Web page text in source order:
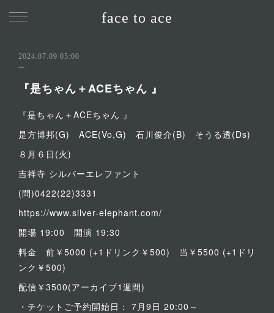
face to ace
2024.07.09 05:00
『是ちゃん＋ACEちゃん 』
『是ちゃん＋ACEちゃん 』
是方博邦(G) ACE(Vo,G) 石川俊介(B) そうる透(Ds)
８月６日(火)
吉祥寺 シルバーエレファント
(問)0422(22)3331
https://www.silver-elephant.com/
開場 19:00 開演 19:30
料金 前￥5000 (+1ドリンク￥500) 当￥5500 (+1ドリ
ンク￥500)
配信￥3500(アーカイブ1週間)
・チケットご予約開始日： 7月9日 20:00～